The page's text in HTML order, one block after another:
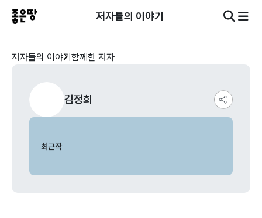
저자들의 이야기
저자들의 이야기 함께한 저자
김정희
최근작